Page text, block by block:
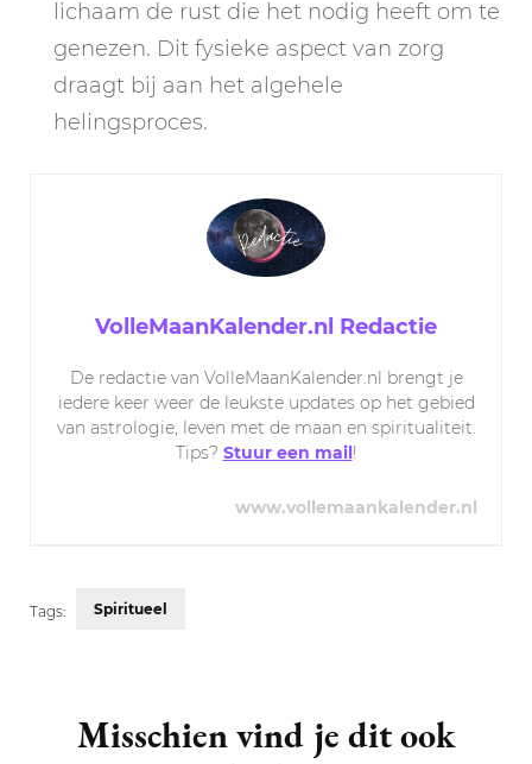
lichaam de rust die het nodig heeft om te
genezen. Dit fysieke aspect van zorg
draagt bij aan het algehele
helingsproces.
VolleMaanKalender.nl Redactie
De redactie van VolleMaanKalender.nl brengt je
iedere keer weer de leukste updates op het gebied
van astrologie, leven met de maan en spiritualiteit.
Tips? Stuur een mail !
www.vollemaankalender.nl
Tags: Spiritueel
Navigation
Misschien vind je dit ook